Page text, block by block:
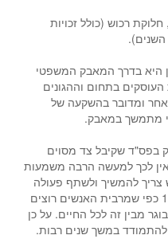
רכוש (כולל זכויות
השנים).
היא בדרך המאבק המשפטי
בתחום וההגונים
ומדובר בהשקעה של
מתמשך במאבק.
בפס"ד שקיבל צד מסוים
לכך למעשה הרבה משמעות
צריך להמשיך ולשתף פעולה
בגידול הילדים וזאת לא רק עד גיל 18 כפי שמרבית האנשים רוצים
מבין זה לכל החיים. על כן
להתמודד במשך שנים רבות.